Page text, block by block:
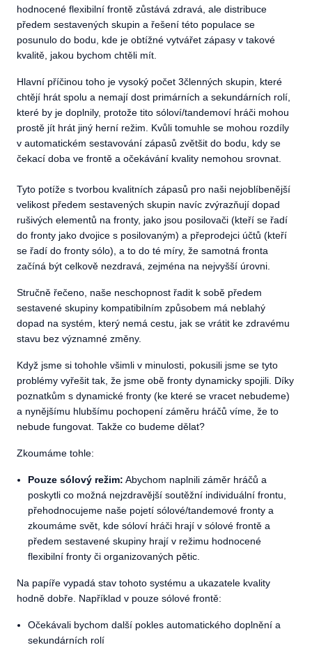
hodnocené flexibilní frontě zůstává zdravá, ale distribuce
předem sestavených skupin a řešení této populace se
posunulo do bodu, kde je obtížné vytvářet zápasy v takové
kvalitě, jakou bychom chtěli mít.
Hlavní příčinou toho je vysoký počet 3členných skupin, které
chtějí hrát spolu a nemají dost primárních a sekundárních rolí,
které by je doplnily, protože tito sóloví/tandemoví hráči mohou
prostě jít hrát jiný herní režim. Kvůli tomuhle se mohou rozdíly
v automatickém sestavování zápasů zvětšit do bodu, kdy se
čekací doba ve frontě a očekávání kvality nemohou srovnat.
Tyto potíže s tvorbou kvalitních zápasů pro naši nejoblíbenější
velikost předem sestavených skupin navíc zvýrazňují dopad
rušivých elementů na fronty, jako jsou posilovači (kteří se řadí
do fronty jako dvojice s posilovaným) a přeprodejci účtů (kteří
se řadí do fronty sólo), a to do té míry, že samotná fronta
začíná být celkově nezdravá, zejména na nejvyšší úrovni.
Stručně řečeno, naše neschopnost řadit k sobě předem
sestavené skupiny kompatibilním způsobem má neblahý
dopad na systém, který nemá cestu, jak se vrátit ke zdravému
stavu bez významné změny.
Když jsme si tohohle všimli v minulosti, pokusili jsme se tyto
problémy vyřešit tak, že jsme obě fronty dynamicky spojili. Díky
poznatkům s dynamické fronty (ke které se vracet nebudeme)
a nynějšímu hlubšímu pochopení záměru hráčů víme, že to
nebude fungovat. Takže co budeme dělat?
Zkoumáme tohle:
Pouze sólový režim: Abychom naplnili záměr hráčů a
poskytli co možná nejzdravější soutěžní individuální frontu,
přehodnocujeme naše pojetí sólové/tandemové fronty a
zkoumáme svět, kde sóloví hráči hrají v sólové frontě a
předem sestavené skupiny hrají v režimu hodnocené
flexibilní fronty či organizovaných pětic.
Na papíře vypadá stav tohoto systému a ukazatele kvality
hodně dobře. Například v pouze sólové frontě:
Očekávali bychom další pokles automatického doplnění a
sekundárních rolí